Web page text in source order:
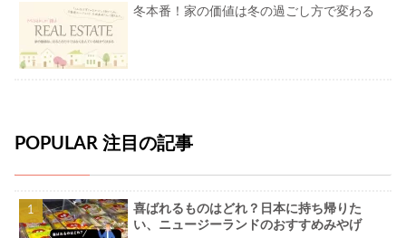
冬本番！家の価値は冬の過ごし方で変わる
POPULAR 注目の記事
喜ばれるものはどれ？日本に持ち帰りた
い、ニュージーランドのおすすめみやげ